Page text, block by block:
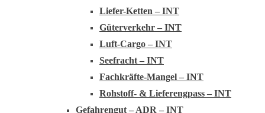
Liefer-Ketten – INT
Güterverkehr – INT
Luft-Cargo – INT
Seefracht – INT
Fachkräfte-Mangel – INT
Rohstoff- & Lieferengpass – INT
Gefahrengut – ADR – INT